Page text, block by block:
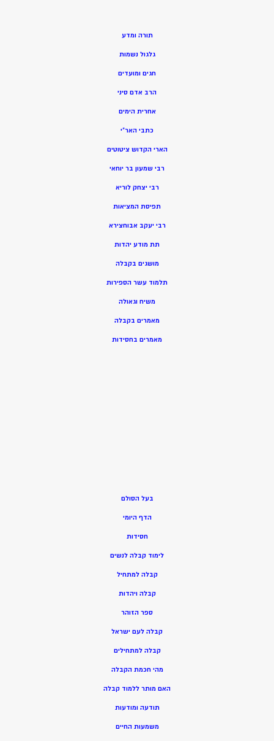
תורה ומדע
גלגול נשמות
חגים ומועדים
הרב אדם סיני
אחרית הימים
כתבי האר”י
הארי הקדוש ציטוטים
רבי שמעון בר יוחאי
רבי יצחק לוריא
תפיסת המציאות
רבי יעקב אבוחצירא
תת מודע יהדות
מושגים בקבלה
תלמוד עשר הספירות
משיח וגאולה
מאמרים בקבלה
מאמרים בחסידות
בעל הסולם
הדף היומי
חסידות
לימוד קבלה לנשים
קבלה למתחיל
קבלה ויהדות
ספר הזוהר
קבלה לעם ישראל
קבלה למתחילים
מהי חכמת הקבלה
האם מותר ללמוד קבלה
תודעה ומודעות
משמעות החיים